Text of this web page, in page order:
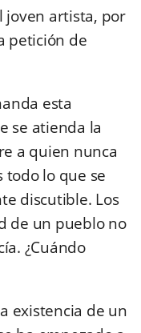
joven artista, por
petición de
esta
se atienda la
a quien nunca
todo lo que se
discutible. Los
de un pueblo no
¿Cuándo
existencia de un